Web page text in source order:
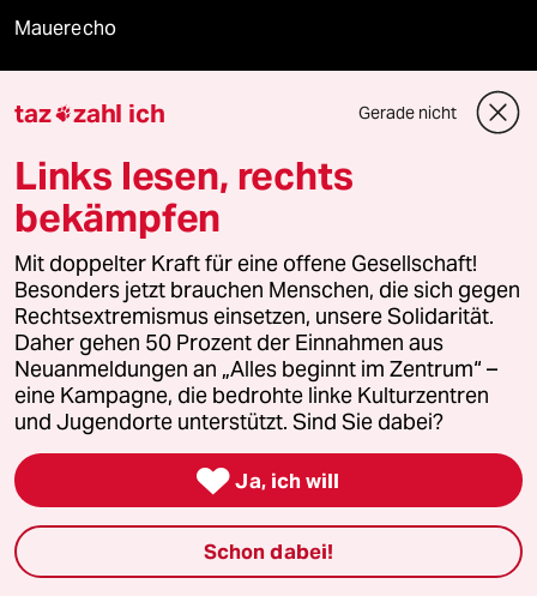
Mauerecho
Newsletter
team zukunft
taz frisch
taz lab Infobrief
taz zahl ich Gerade nicht
Links lesen, rechts
bekämpfen
Mit doppelter Kraft für eine offene Gesellschaft!
Besonders jetzt brauchen Menschen, die sich gegen
Rechtsextremismus einsetzen, unsere Solidarität.
Daher gehen 50 Prozent der Einnahmen aus
Neuanmeldungen an „Alles beginnt im Zentrum“ –
eine Kampagne, die bedrohte linke Kulturzentren
und Jugendorte unterstützt. Sind Sie dabei?
 Ja, ich will
Schon dabei!